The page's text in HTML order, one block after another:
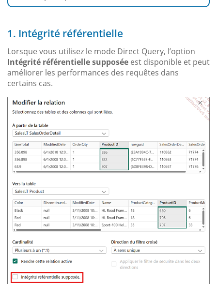
1. Intégrité référentielle
Lorsque vous utilisez le mode Direct Query, l’option
Intégrité référentielle supposée est disponible et peut
améliorer les performances des requêtes dans
certains cas.